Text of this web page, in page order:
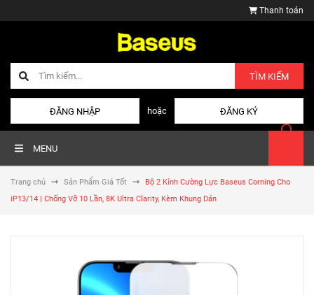
Thanh toán
TÌM KIẾM
ĐĂNG NHẬP hoặc ĐĂNG KÝ
MENU
Trang chủ Sản Phẩm Giá Tốt
Bộ 2 Kính Cường Lực Baseus Corning Cho
iP13/14 | Chống Vỡ 10 Lần, 8K Ultra Clarity, Kèm Khung Dán